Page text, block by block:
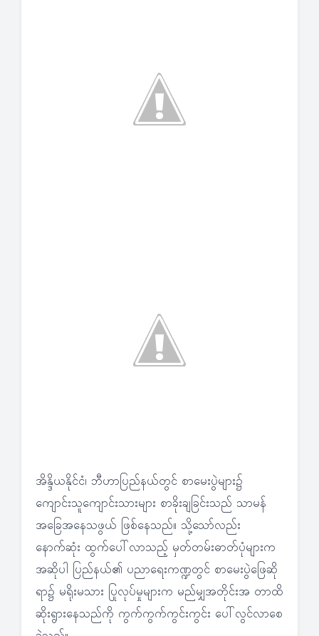
အိန္ဒိယနိုင်ငံ၊ ဘီဟာပြည်နယ်တွင် စာမေးပွဲများ၌
ကျောင်းသူကျောင်းသားများ စာခိုးချခြင်းသည် သာမန်
အခြေအနေသဖွယ် ဖြစ်နေသည်။ သို့သော်လည်း
နောက်ဆုံး ထွက်ပေါ်လာသည့် မှတ်တမ်းဓာတ်ပုံများက
အဆိုပါ ပြည်နယ်၏ ပညာရေးကဏ္ဍတွင် စာမေးပွဲဖြေဆို
ရာ၌ မရိုးမသား ပြုလုပ်မှုများက မည်မျှအတိုင်းအ တာထိ
ဆိုးရွားနေသည်ကို ကွက်ကွက်ကွင်းကွင်း ပေါ်လွင်လာစေ